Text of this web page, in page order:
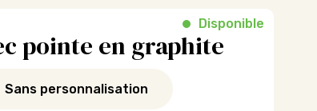
pointe en graphite
Disponible
Sans personnalisation